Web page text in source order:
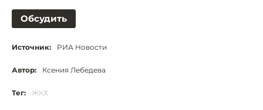
Обсудить
Источник: РИА Новости
Автор: Ксения Лебедева
Тег: ЖКХ